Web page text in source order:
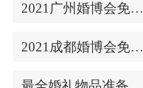
2021广州婚博会免费门票
2021成都婚博会免费门票